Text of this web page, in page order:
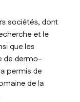
sociétés, dont
et le
que les
de dermo-
permis de
de la